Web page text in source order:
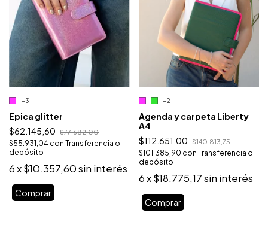
+3
Epica glitter
$62.145,60
$77.682,00
$55.931,04 con Transferencia o
depósito
6x$10.357,60sin interés
Comprar
+2
Agenda y carpeta Liberty
A4
$112.651,00
$140.813,75
$101.385,90 con Transferencia o
depósito
6x$18.775,17sin interés
Comprar